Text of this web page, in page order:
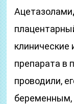
клинические
препарата в
проводили,
беременным,